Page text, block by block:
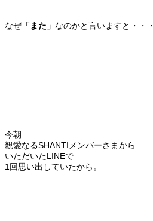
なぜ「また」 なのかと言いますと・・・
今朝
親愛なるSHANTIメンバーさまから
いただいたLINEで
1回思い出していたから。